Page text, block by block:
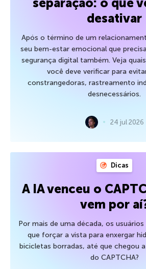
desativar
Após o término de um
seu bem-estar emocional que
segurança digital também. Veja
você deve verificar para
constrangedoras, rastreamento
desnecessários.
24 jul 2026
Dicas
A IA venceu o
vem por
Por mais de uma década, os
que forçar a vista para enxergar
bicicletas borradas, até que chegou
do CAPTCHA?